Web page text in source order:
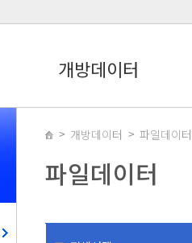
개방데이터
개방데이터 파일데이터
파일데이터